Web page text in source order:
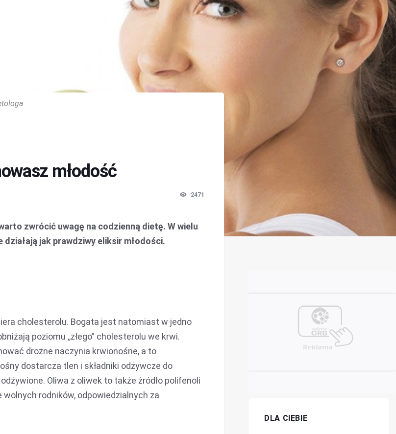
młodość
2471
zwrócić uwagę na codzienną dietę. W wielu
jak prawdziwy eliksir młodości.
cholesterolu. Bogata jest natomiast w jedno
poziomu ,,złego” cholesterolu we krwi.
drożne naczynia krwionośne, a to
dostarcza tlen i składniki odżywcze do
Oliwa z oliwek to także źródło polifenoli
wolnych rodników, odpowiedzialnych za
DLA CIEBIE